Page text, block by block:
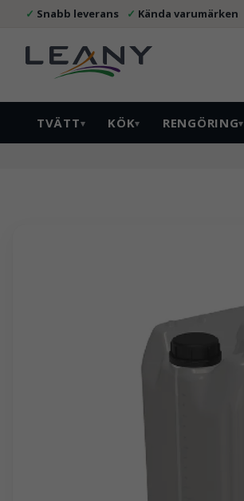
Snabb leverans Kända varumärken
TVÄTT▾ KÖK▾ RENGÖRING▾